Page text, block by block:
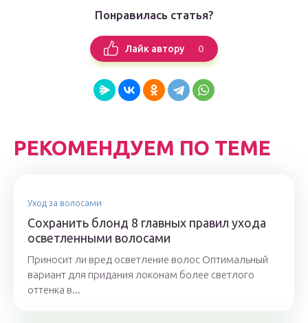
Понравилась статья?
Лайк автору 0
РЕКОМЕНДУЕМ ПО ТЕМЕ
Уход за волосами
Сохранить блонд 8 главных правил ухода
осветленными волосами
Приносит ли вред осветление волос Оптимальный
вариант для придания локонам более светлого
оттенка в...